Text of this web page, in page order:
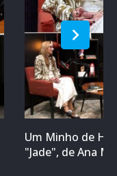
Um Minho de
"Jade", de Ana